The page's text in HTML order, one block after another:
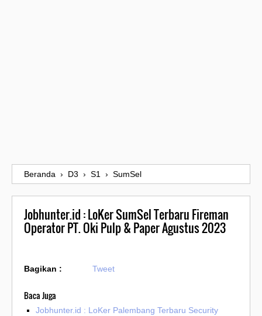
Beranda › D3 › S1 › SumSel
Jobhunter.id : LoKer SumSel Terbaru Fireman
Operator PT. Oki Pulp & Paper Agustus 2023
Bagikan : Tweet
Baca Juga
Jobhunter.id : LoKer Palembang Terbaru Security